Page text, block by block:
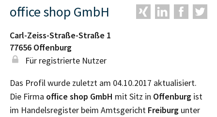
office shop GmbH
Carl-Zeiss-Straße-Straße 1
77656 Offenburg
Für registrierte Nutzer
Das Profil wurde zuletzt am 04.10.2017 aktualisiert.
Die Firma office shop GmbH mit Sitz in Offenburg ist
im Handelsregister beim Amtsgericht Freiburg unter